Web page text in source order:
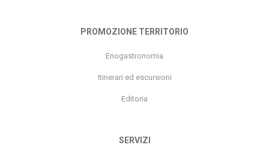
PROMOZIONE TERRITORIO
Enogastronomia
Itinerari ed escursioni
Editoria
SERVIZI